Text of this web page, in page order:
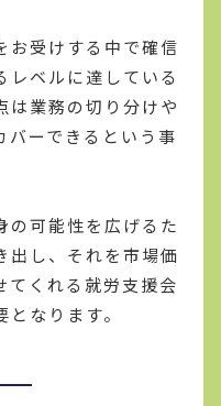
お受けする中で確信
レベルに達している
は業務の切り分けや
バーできるという事
の可能性を広げるた
出し、それを市場価
てくれる就労支援会
なります。